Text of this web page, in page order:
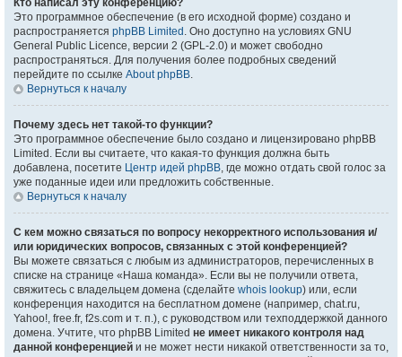
Кто написал эту конференцию?
Это программное обеспечение (в его исходной форме) создано и
распространяется phpBB Limited . Оно доступно на условиях GNU
General Public Licence, версии 2 (GPL-2.0) и может свободно
распространяться. Для получения более подробных сведений
перейдите по ссылке About phpBB.
Вернуться к началу
Почему здесь нет такой-то функции?
Это программное обеспечение было создано и лицензировано phpBB
Limited. Если вы считаете, что какая-то функция должна быть
добавлена, посетите Центр идей phpBB, где можно отдать свой голос за
уже поданные идеи или предложить собственные.
Вернуться к началу
С кем можно связаться по вопросу некорректного использования и/
или юридических вопросов, связанных с этой конференцией?
Вы можете связаться с любым из администраторов, перечисленных в
списке на странице «Наша команда». Если вы не получили ответа,
свяжитесь с владельцем домена (сделайте whois lookup) или, если
конференция находится на бесплатном домене (например, chat.ru,
Yahoo!, free.fr, f2s.com и т. п.), с руководством или техподдержкой данного
домена. Учтите, что phpBB Limited не имеет никакого контроля над
данной конференцией и не может нести никакой ответственности за то,